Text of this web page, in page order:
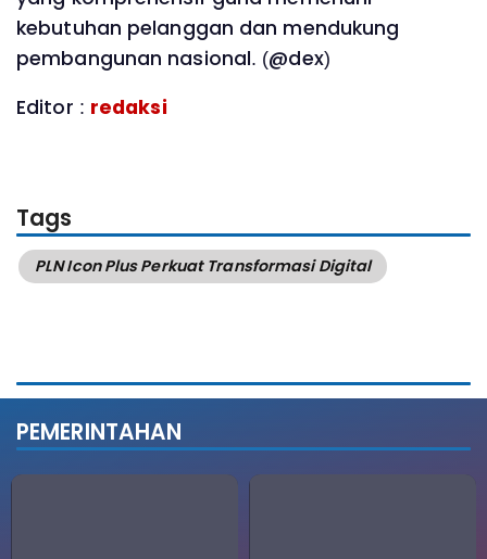
kebutuhan pelanggan dan mendukung
pembangunan nasional. (@dex)
Editor : redaksi
Tags
PLN Icon Plus Perkuat Transformasi Digital
PEMERINTAHAN